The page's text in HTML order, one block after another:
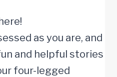
zur
Rettungas you are, and
and helpful stories
four-legged